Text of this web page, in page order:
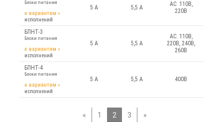
Блоки питания
к вариантам »
исполнений
5 А 5,5 А
AC: 110В,
220В
БПНТ-3
Блоки питания
к вариантам »
исполнений
5 А 5,5 А
AC: 110В,
220В, 240В,
260В
БПНТ-4
Блоки питания
к вариантам »
исполнений
5 А 5,5 А 400В
« 1 2 3 »